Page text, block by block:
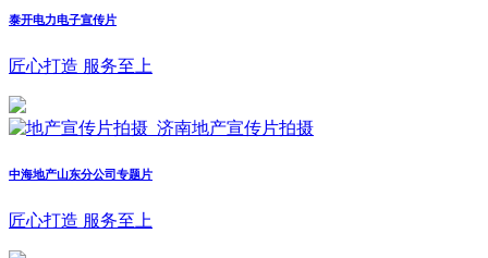
泰开电力电子宣传片
匠心打造 服务至上
中海地产山东分公司专题片
匠心打造 服务至上